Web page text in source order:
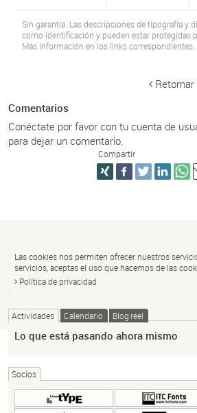
Sin garantía. Las descripciones de tipografía y
como identificación y pueden estar protegidas
Más información en los links correspondientes.
Comentarios
Conéctate por favor con tu cuenta de
para dejar un comentario.
Compartir
Las cookies nos permiten ofrecer nuestros
servicios, aceptas el uso que hacemos de las
Política de privacidad
Actividades Calendario Blog reel
Lo que está pasando ahora mismo
Socios